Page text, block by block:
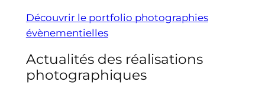
Découvrir le portfolio photographies
évènementielles
Actualités des réalisations
photographiques